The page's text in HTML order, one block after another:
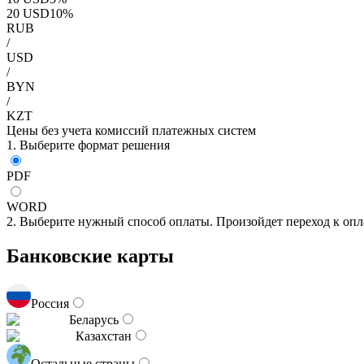
20 USD10%
RUB
/
USD
/
BYN
/
KZT
Цены без учета комиссий платежных систем
1. Выберите формат решения
PDF
WORD
2. Выберите нужный способ оплаты. Произойдет переход к
Банковские карты
Россия
Беларусь
Казахстан